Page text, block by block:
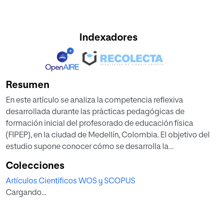
Indexadores
Resumen
En este artículo se analiza la competencia reflexiva
desarrollada durante las prácticas pedagógicas de
formación inicial del profesorado de educación física
(FIPEP), en la ciudad de Medellín, Colombia. El objetivo del
estudio supone conocer cómo se desarrolla la
pedagógicas realizadas por los estudiantes. Se empleó
una metodología cualitativa soportada en el programa
informático ATLAS.ti (Versión 9) para el análisis de las
Colecciones
Artículos Científicos WOS y SCOPUS
Cargando...